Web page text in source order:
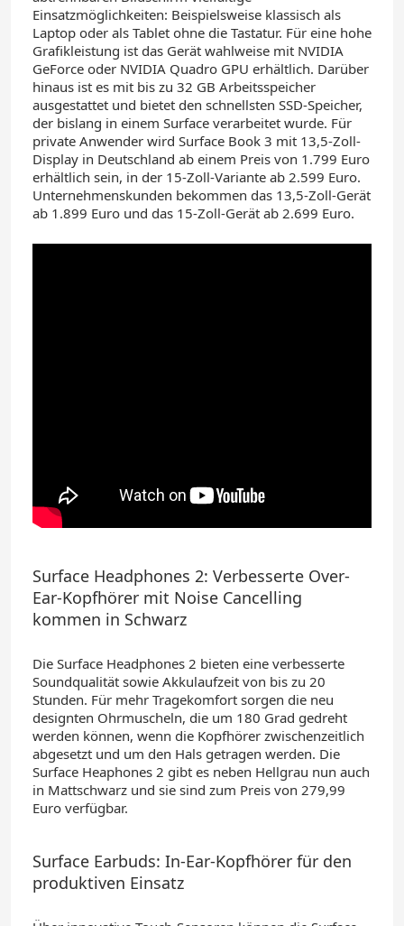
Einsatzmöglichkeiten: Beispielsweise klassisch als
Laptop oder als Tablet ohne die Tastatur. Für eine hohe
Grafikleistung ist das Gerät wahlweise mit NVIDIA
GeForce oder NVIDIA Quadro GPU erhältlich. Darüber
hinaus ist es mit bis zu 32 GB Arbeitsspeicher
ausgestattet und bietet den schnellsten SSD-Speicher,
der bislang in einem Surface verarbeitet wurde. Für
private Anwender wird Surface Book 3 mit 13,5-Zoll-
Display in Deutschland ab einem Preis von 1.799 Euro
erhältlich sein, in der 15-Zoll-Variante ab 2.599 Euro.
Unternehmenskunden bekommen das 13,5-Zoll-Gerät
ab 1.899 Euro und das 15-Zoll-Gerät ab 2.699 Euro.
Surface Headphones 2: Verbesserte Over-
Ear-Kopfhörer mit Noise Cancelling
kommen in Schwarz
Die Surface Headphones 2 bieten eine verbesserte
Soundqualität sowie Akkulaufzeit von bis zu 20
Stunden. Für mehr Tragekomfort sorgen die neu
designten Ohrmuscheln, die um 180 Grad gedreht
werden können, wenn die Kopfhörer zwischenzeitlich
abgesetzt und um den Hals getragen werden. Die
Surface Heaphones 2 gibt es neben Hellgrau nun auch
in Mattschwarz und sie sind zum Preis von 279,99
Euro verfügbar.
Surface Earbuds: In-Ear-Kopfhörer für den
produktiven Einsatz